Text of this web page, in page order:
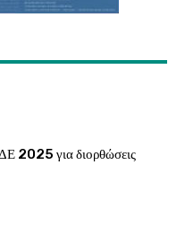
2025 για διορθώσεις